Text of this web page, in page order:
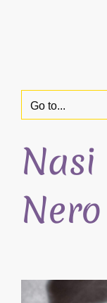
Go to...
Nasi
Nero